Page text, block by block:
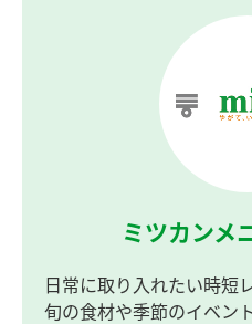
ミツカンメ
日常に取り入れたい時短
旬の食材や季節のイベン